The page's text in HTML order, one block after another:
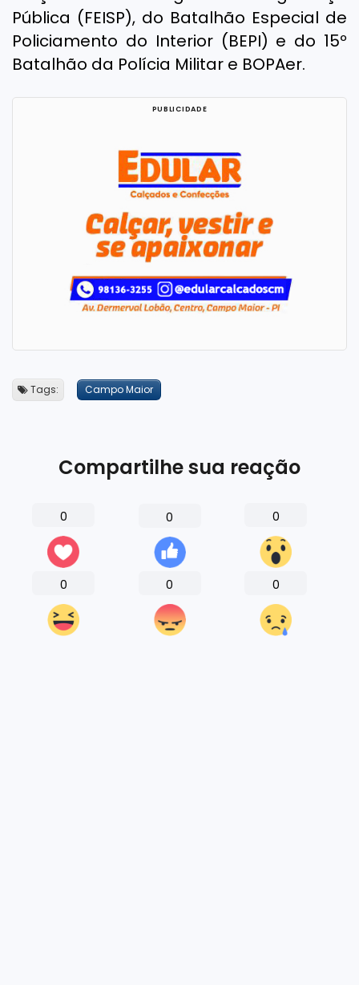
Pública (FEISP), do Batalhão Especial de
Policiamento do Interior (BEPI) e do 15º
Batalhão da Polícia Militar e BOPAer.
Tags: Campo Maior
Compartilhe sua reação
0 0 0
0 0 0